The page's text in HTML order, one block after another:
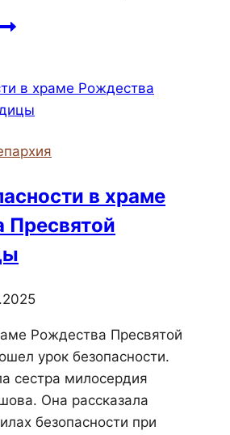
в храме
Пресвятой
Рождества Пресвятой
урок безопасности.
сестра милосердия
Она рассказала
безопасности при